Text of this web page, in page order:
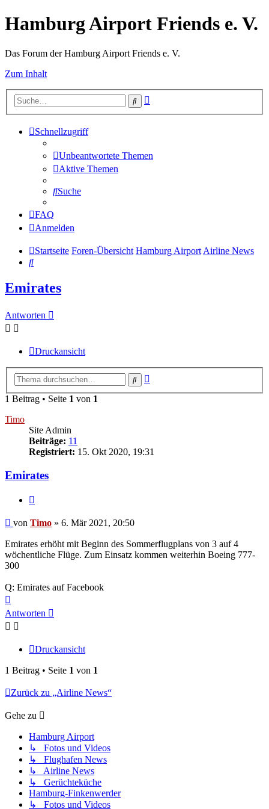
Hamburg Airport Friends e. V.
Das Forum der Hamburg Airport Friends e. V.
Zum Inhalt
Suche
Schnellzugriff
Unbeantwortete Themen
Aktive Themen
Suche
FAQ
Anmelden
Startseite Foren-Übersicht Hamburg AirportAirline News
Suche
Emirates
Antworten
Druckansicht
Suche
1 Beitrag • Seite 1 von 1
Timo
Site Admin
Beiträge: 11
Registriert: 15. Okt 2020, 19:31
Emirates
Beitrag
von Timo » 6. Mär 2021, 20:50
Emirates erhöht mit Beginn des Sommerflugplans von 3 auf 4
wöchentliche Flüge. Zum Einsatz kommen weiterhin Boeing 777-
300
Q: Emirates auf Facebook
oben
Antworten
Druckansicht
1 Beitrag • Seite 1 von 1
Zurück zu „Airline News“
Gehe zu
Hamburg Airport
↳ Fotos und Videos
↳ Flughafen News
↳ Airline News
↳ Gerüchteküche
Hamburg-Finkenwerder
↳ Fotos und Videos